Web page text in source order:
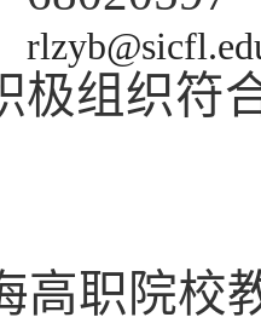
极组织符
高职院校